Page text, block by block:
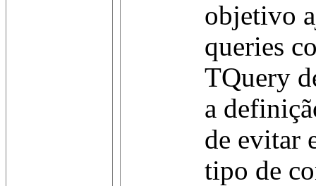
objetivo
queries
TQuery
a
de evitar
tipo de